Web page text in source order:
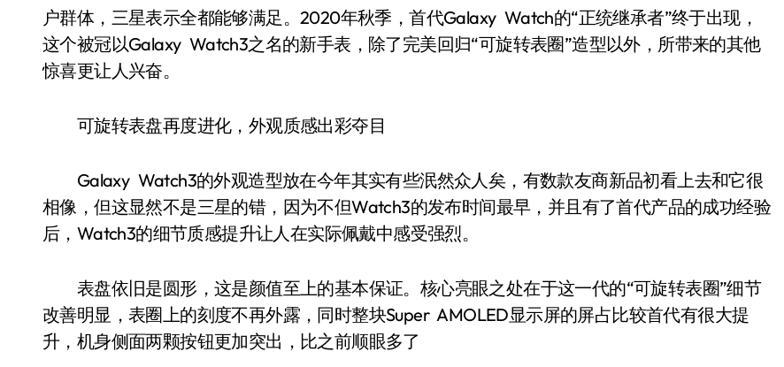
户群体，三星表示全都能够满足。2020年秋季，首代Galaxy Watch的“正统继承者”终于出现，
这个被冠以Galaxy Watch3之名的新手表，除了完美回归“可旋转表圈”造型以外，所带来的其他
惊喜更让人兴奋。
可旋转表盘再度进化，外观质感出彩夺目
Galaxy Watch3的外观造型放在今年其实有些泯然众人矣，有数款友商新品初看上去和它很
相像，但这显然不是三星的错，因为不但Watch3的发布时间最早，并且有了首代产品的成功经验
后，Watch3的细节质感提升让人在实际佩戴中感受强烈。
表盘依旧是圆形，这是颜值至上的基本保证。核心亮眼之处在于这一代的“可旋转表圈”细节
改善明显，表圈上的刻度不再外露，同时整块Super AMOLED显示屏的屏占比较首代有很大提
升，机身侧面两颗按钮更加突出，比之前顺眼多了